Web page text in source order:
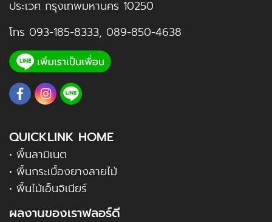
ประเวศ กรุงเทพมหานคร 10250
โทร 093-185-8333, 089-850-4638
QUICKLINK HOME
• พื้นลามิเนต
• พื้นกระเบื้องยางลายไม้
• พื้นไม้เอ็นจิเนียร์
ผลงานของเราฟลอร์ดี